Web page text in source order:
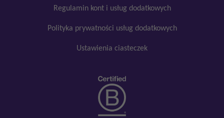
Regulamin kont i usług dodatkowych
Polityka prywatności usług dodatkowych
Ustawienia ciasteczek
Akceptuję
wszystkie
Zapisuję moje
wybory
Odrzucam wszystkie
dobrowolne